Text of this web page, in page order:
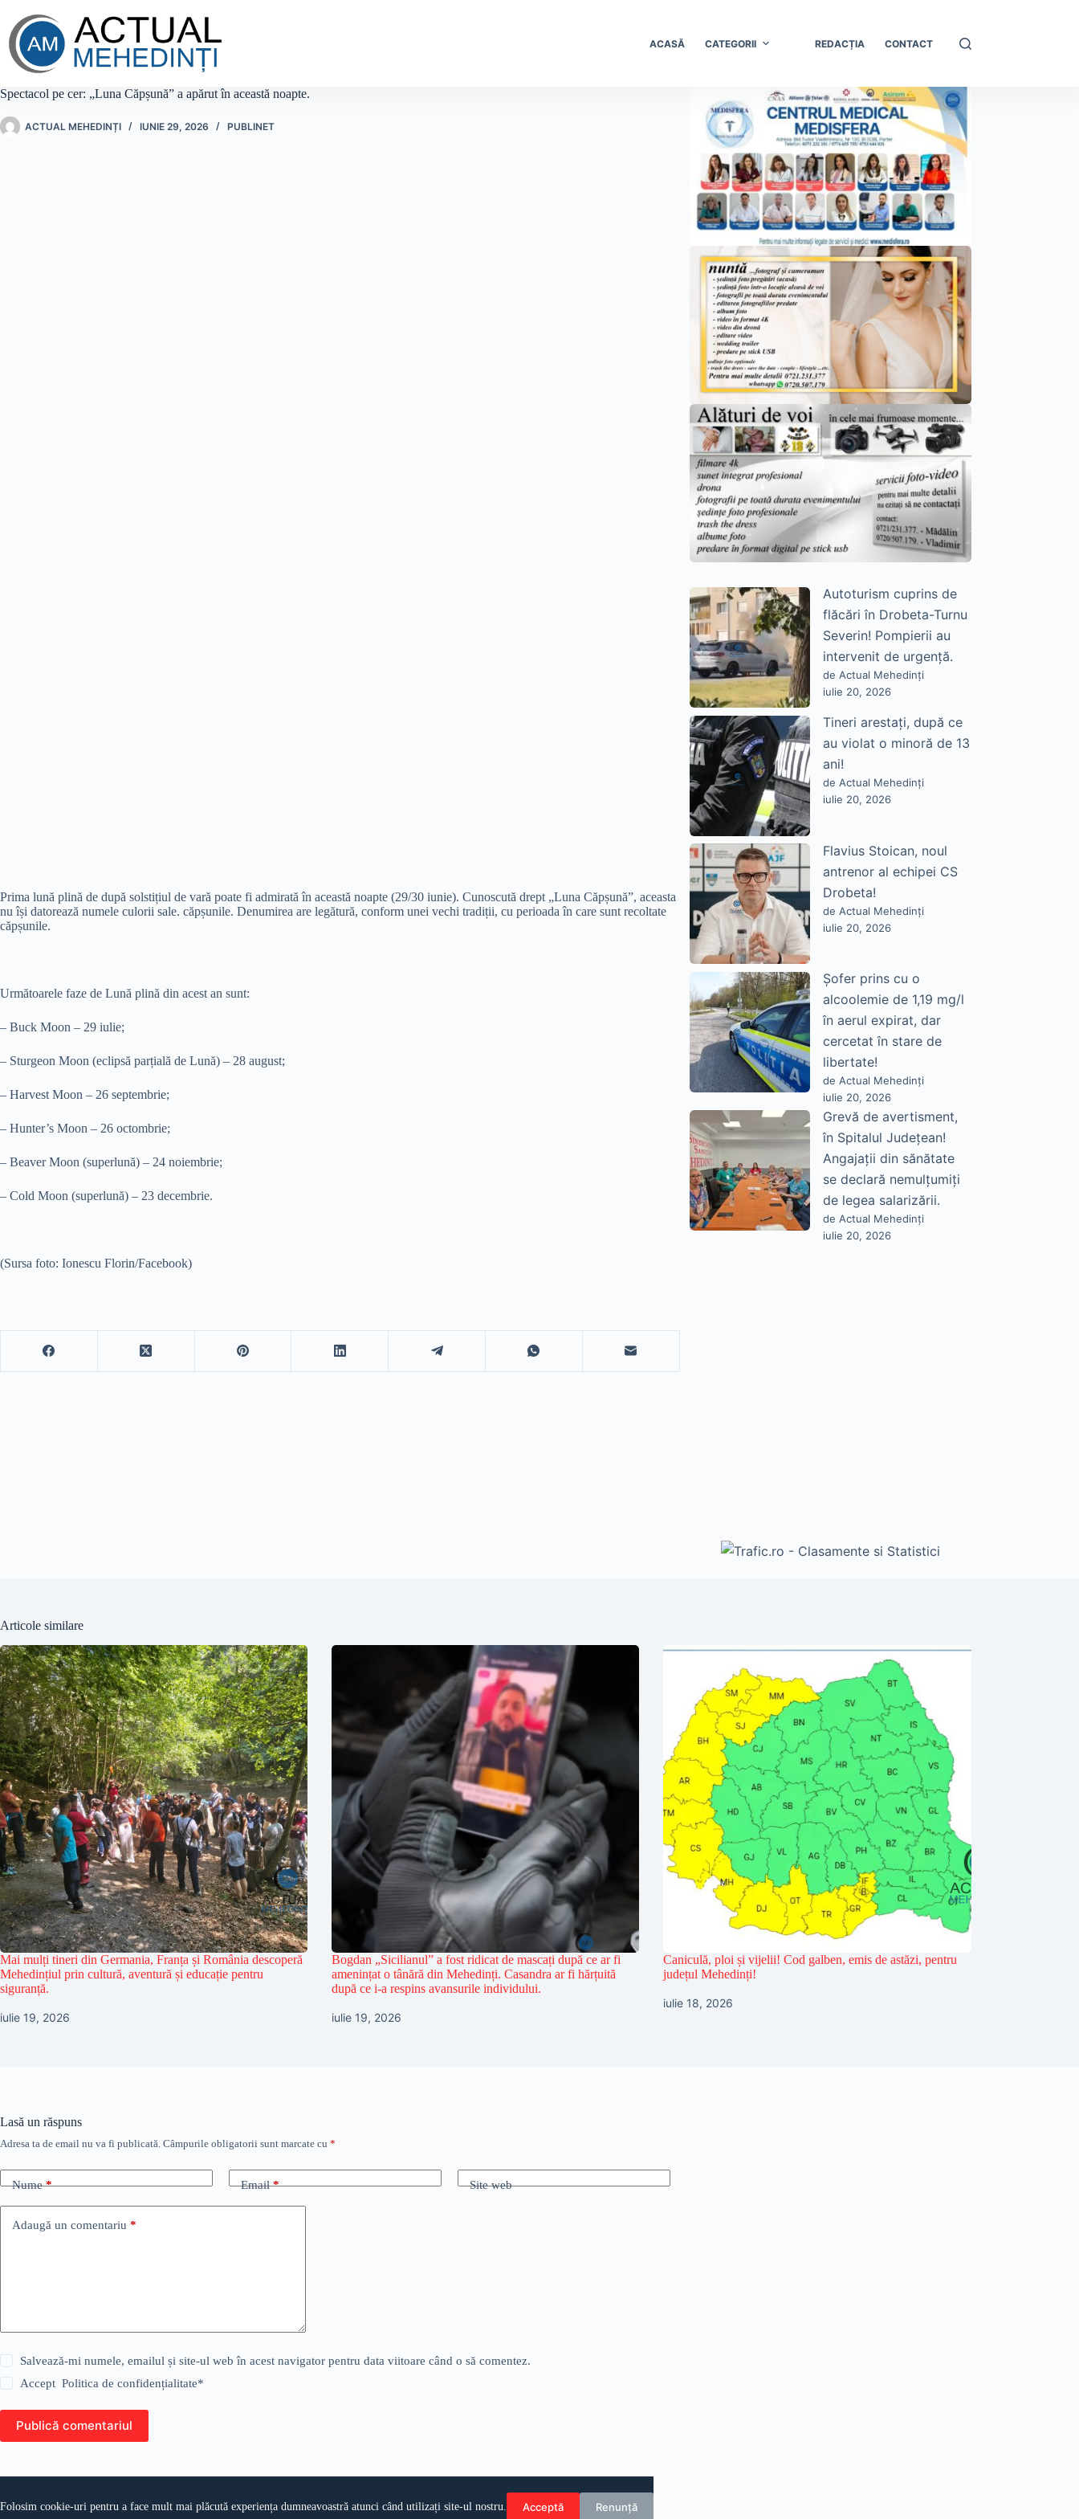
conținut
Folosim cookie-uri pentru a face mult mai plăcută experiența dumneavoastră atunci când utilizați site-ul nostru. Acceptă Renunță
ACASĂ CATEGORII REDACȚIA CONTACT
Spectacol pe cer: „Luna Căpșună” a apărut în această noapte.
ACTUAL MEHEDINȚI IUNIE 29, 2026 PUBLINET
Prima lună plină de după solstițiul de vară poate fi admirată în această noapte (29/30 iunie). Cunoscută drept „Luna Căpșună”, aceasta
nu își datorează numele culorii sale. căpșunile. Denumirea are legătură, conform unei vechi tradiții, cu perioada în care sunt recoltate
căpșunile.
Următoarele faze de Lună plină din acest an sunt:
– Buck Moon – 29 iulie;
– Sturgeon Moon (eclipsă parțială de Lună) – 28 august;
– Harvest Moon – 26 septembrie;
– Hunter’s Moon – 26 octombrie;
– Beaver Moon (superlună) – 24 noiembrie;
– Cold Moon (superlună) – 23 decembrie.
(Sursa foto: Ionescu Florin/Facebook)
Autoturism cuprins de
flăcări în Drobeta-Turnu
Severin! Pompierii au
intervenit de urgență.
de Actual Mehedinți
iulie 20, 2026
Tineri arestați, după ce
au violat o minoră de 13
ani!
de Actual Mehedinți
iulie 20, 2026
Flavius Stoican, noul
antrenor al echipei CS
Drobeta!
de Actual Mehedinți
iulie 20, 2026
Șofer prins cu o
alcoolemie de 1,19 mg/l
în aerul expirat, dar
cercetat în stare de
libertate!
de Actual Mehedinți
iulie 20, 2026
Grevă de avertisment,
în Spitalul Județean!
Angajații din sănătate
se declară nemulțumiți
de legea salarizării.
de Actual Mehedinți
iulie 20, 2026
Articole similare
Mai mulți tineri din Germania, Franța și România descoperă
Mehedințiul prin cultură, aventură și educație pentru
siguranță.
iulie 19, 2026
Bogdan „Sicilianul” a fost ridicat de mascați după ce ar fi
amenințat o tânără din Mehedinți. Casandra ar fi hărțuită
după ce i-a respins avansurile individului.
iulie 19, 2026
Caniculă, ploi și vijelii! Cod galben, emis de astăzi, pentru
județul Mehedinți!
iulie 18, 2026
Lasă un răspuns
Adresa ta de email nu va fi publicată. Câmpurile obligatorii sunt marcate cu *
Nume* Email* Site web
Adaugă un comentariu *
Salvează-mi numele, emailul și site-ul web în acest navigator pentru data viitoare când o să comentez.
AcceptPolitica de confidențialitate*
Publică comentariul